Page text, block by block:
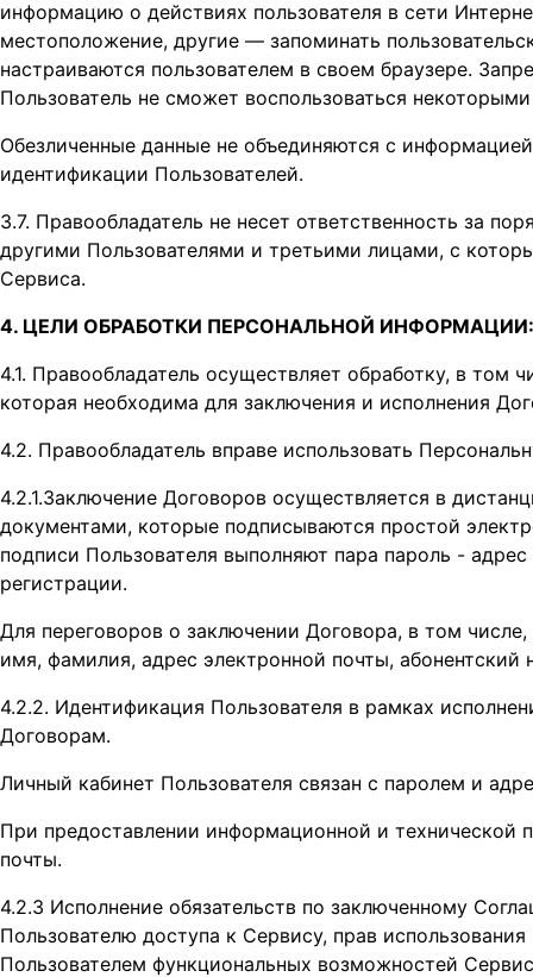
информацию о действиях пользователя в сети
местоположение, другие — запоминать
настраиваются пользователем в своем браузере.
Пользователь не сможет воспользоваться
Обезличенные данные не объединяются с
идентификации Пользователей.
3.7. Правообладатель не несет ответственность за
другими Пользователями и третьими лицами, с
Сервиса.
4. ЦЕЛИ ОБРАБОТКИ ПЕРСОНАЛЬНОЙ ИНФОРМАЦИИ:
4.1. Правообладатель осуществляет обработку, в
которая необходима для заключения и исполнения
4.2. Правообладатель вправе использовать
4.2.1.Заключение Договоров осуществляется в
документами, которые подписываются простой
подписи Пользователя выполняют пара пароль -
регистрации.
Для переговоров о заключении Договора, в том
имя, фамилия, адрес электронной почты,
4.2.2. Идентификация Пользователя в рамках
Договорам.
Личный кабинет Пользователя связан с паролем и
При предоставлении информационной и технической
почты.
4.2.3 Исполнение обязательств по заключенному
Пользователю доступа к Сервису, прав
Пользователем функциональных возможностей